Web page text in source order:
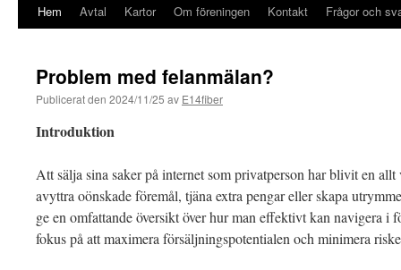
Hem Avtal Kartor Om föreningen Kontakt Frågor och
Problem med felanmälan?
Publicerat den 2024/11/25 av E14fiber
Introduktion
Att sälja sina saker på internet som privatperson har blivit en
avyttra oönskade föremål, tjäna extra pengar eller skapa
ge en omfattande översikt över hur man effektivt kan navigera i
fokus på att maximera försäljningspotentialen och minimera